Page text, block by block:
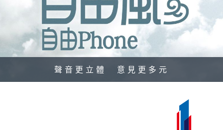
聲音更立體 意見更多元